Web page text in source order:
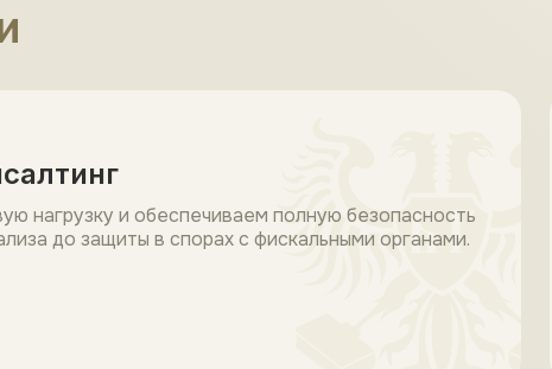
нагрузку и обеспечиваем полную безопасность
до защиты в спорах с фискальными органами.